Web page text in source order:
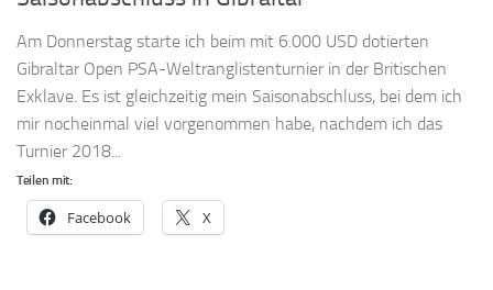
Am Donnerstag starte ich beim mit 6.000 USD dotierten
Gibraltar Open PSA-Weltranglistenturnier in der Britischen
Exklave. Es ist gleichzeitig mein Saisonabschluss, bei dem ich
mir nocheinmal viel vorgenommen habe, nachdem ich das
Turnier 2018...
Teilen mit:
Facebook X